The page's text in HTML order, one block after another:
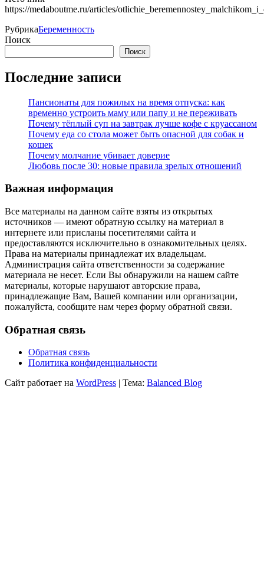
https://medaboutme.ru/articles/
РубрикаБеременность
Поиск
Поиск
Последние записи
Пансионаты для пожилых на время отпуска: как
временно устроить маму или папу и не переживать
Почему тёплый суп на завтрак лучше кофе с круассаном
Почему еда со стола может быть опасной для собак и
кошек
Почему молчание убивает доверие
Любовь после 30: новые правила зрелых отношений
Важная информация
Все материалы на данном сайте взяты из открытых
источников — имеют обратную ссылку на материал в
интернете или присланы посетителями сайта и
предоставляются исключительно в ознакомительных целях.
Права на материалы принадлежат их владельцам.
Администрация сайта ответственности за содержание
материала не несет. Если Вы обнаружили на нашем сайте
материалы, которые нарушают авторские права,
принадлежащие Вам, Вашей компании или организации,
пожалуйста, сообщите нам через форму обратной связи.
Обратная связь
Обратная связь
Политика конфиденциальности
Сайт работает на WordPress | Тема: Balanced Blog